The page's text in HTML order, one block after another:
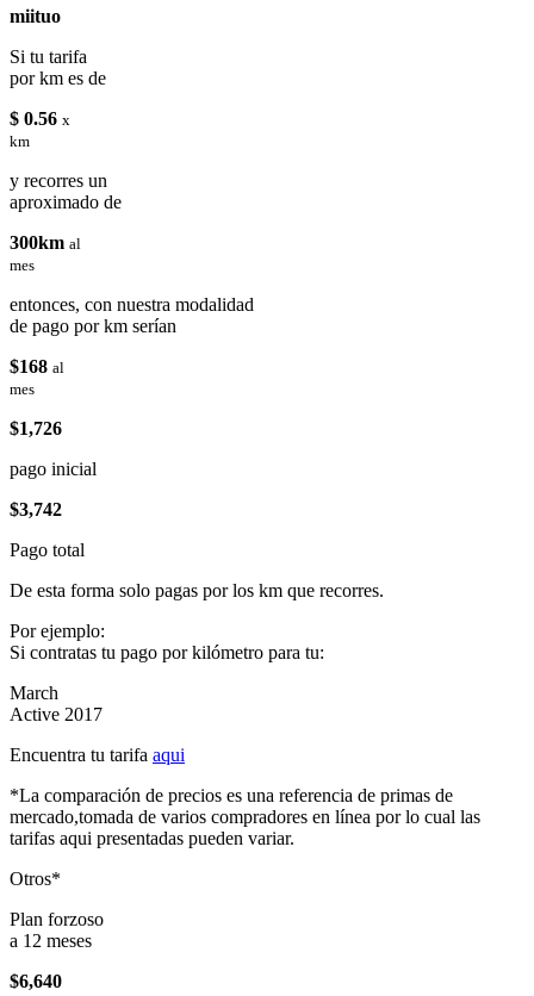
miituo
Si tu tarifa
por km es de
$ 0.56 x
km
y recorres un
aproximado de
300km al
mes
entonces, con nuestra modalidad
de pago por km serían
$168 al
mes
$1,726
pago inicial
$3,742
Pago total
De esta forma solo pagas por los km que recorres.
Por ejemplo:
Si contratas tu pago por kilómetro para tu:
March
Active 2017
Encuentra tu tarifa aqui
*La comparación de precios es una referencia de primas de
mercado,tomada de varios compradores en línea por lo cual las
tarifas aqui presentadas pueden variar.
Otros*
Plan forzoso
a 12 meses
$6,640